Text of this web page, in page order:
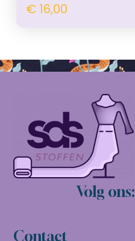
€ 16,00
Volg ons:
Contact